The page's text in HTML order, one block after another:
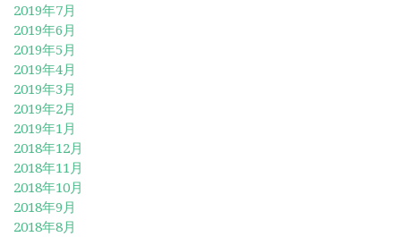
2019年7月
2019年6月
2019年5月
2019年4月
2019年3月
2019年2月
2019年1月
2018年12月
2018年11月
2018年10月
2018年9月
2018年8月